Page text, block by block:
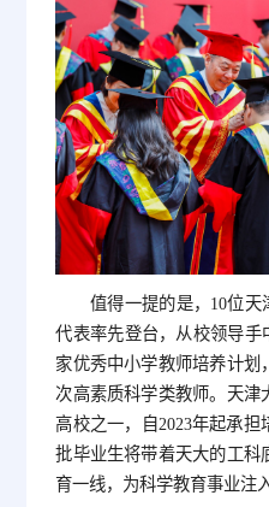
值得一提的是，10位天
代表率先登台，从校领导手
家优秀中小学教师培养计划
次高素质科学类教师。天津
高校之一，自2023年起承
批毕业生将带着天大的工科
育一线，为科学教育事业注